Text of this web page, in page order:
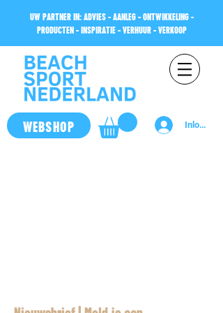
UW PARTNER IN: ADVIES - AANLEG - ONTWIKKELING -
PRODUCTEN - INSPIRATIE - VERHUUR - VERKOOP
WEBSHOP Inloggen